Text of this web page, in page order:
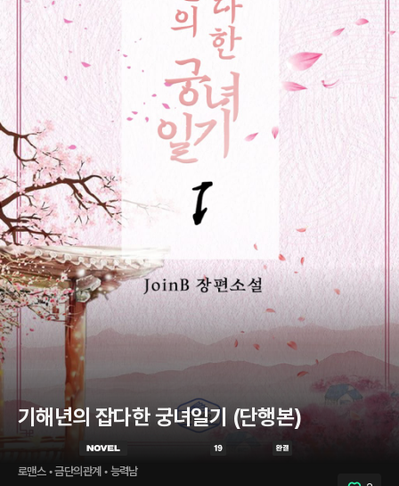
기해년의 잡다한 궁녀일기 (단행본)
로맨스 • 금단의관계 • 능력남